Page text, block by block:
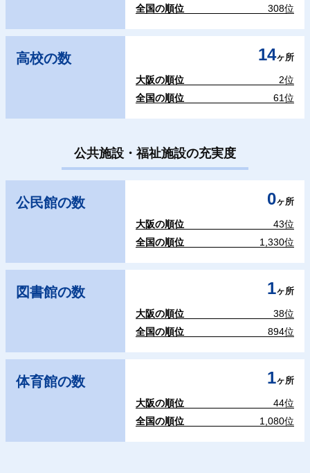
全国の順位
308位
高校の数 14ヶ所
大阪の順位
2位
全国の順位
61位
公共施設・福祉施設の充実度
公民館の数 0ヶ所
大阪の順位
43位
全国の順位
1,330位
図書館の数 1ヶ所
大阪の順位
38位
全国の順位
894位
体育館の数 1ヶ所
大阪の順位
44位
全国の順位
1,080位